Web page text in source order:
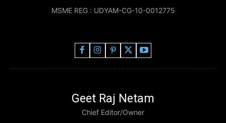
MSME REG : UDYAM-CG-10-0012775
Geet Raj Netam
Chief Editor/Owner